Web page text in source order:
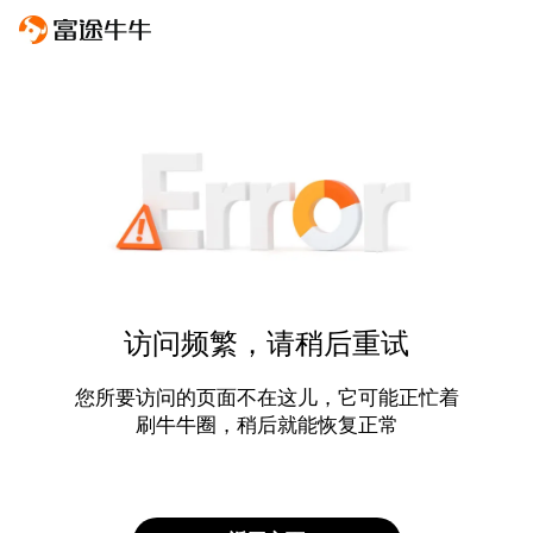
访问频繁，请稍后重试
您所要访问的页面不在这儿，它可能正忙着
刷牛牛圈，稍后就能恢复正常